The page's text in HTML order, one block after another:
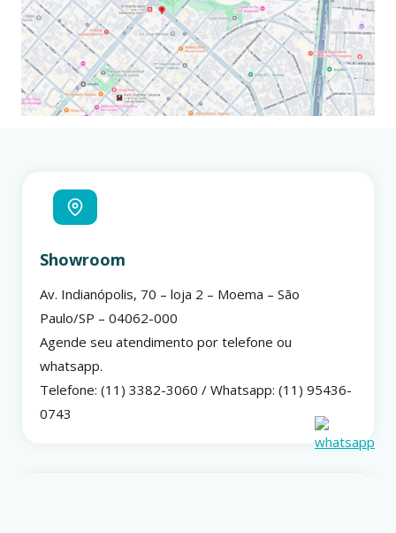
Showroom
Av. Indianópolis, 70 – loja 2 – Moema – São
Paulo/SP – 04062-000
Agende seu atendimento por telefone ou
whatsapp.
Telefone: (11) 3382-3060 / Whatsapp: (11) 95436-
0743